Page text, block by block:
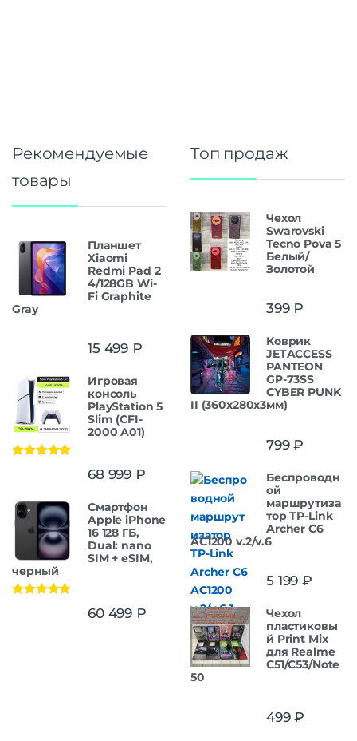
Рекомендуемые
товары
Планшет
Xiaomi
Redmi Pad 2
4/128GB Wi-
Fi Graphite
Gray
15 499 ₽
Игровая
консоль
PlayStation 5
Slim (CFI-
2000 A01)
68 999 ₽
Смартфон
Apple iPhone
16 128 ГБ,
Dual: nano
SIM + eSIM,
черный
60 499 ₽
Топ продаж
Чехол
Swarovski
Tecno Pova 5
Белый/
Золотой
399₽
Коврик
JETACCESS
PANTEON
GP-73SS
CYBER PUNK
II (360x280x3мм)
799₽
Беспроводн
ой
маршрутиза
тор TP-Link
Archer C6
AC1200 v.2/v.6
5 199 ₽
Чехол
пластиковы
й Print Mix
для Realme
C51/C53/Note
50
499₽